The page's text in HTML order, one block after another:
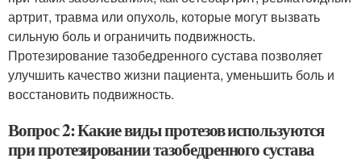
артрит, травма или опухоль, которые могут вызвать
сильную боль и ограничить подвижность.
Протезирование тазобедренного сустава позволяет
улучшить качество жизни пациента, уменьшить боль и
восстановить подвижность.
Вопрос 2: Какие виды протезов используются
при протезировании тазобедренного сустава